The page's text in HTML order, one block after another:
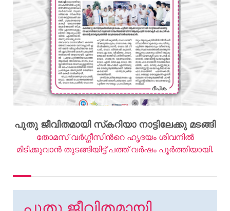
പുതു ജീവിതമായി സ്‌കറിയാ നാട്ടിലേക്കു മടങ്ങി
തോമസ് വര്‍ഗ്ഗീസിന്‍റെ ഹൃദയം ശിവനില്‍
മിടിക്കുവാന്‍ തുടങ്ങിയിട്ട് പത്ത് വര്‍ഷം പൂര്‍ത്തിയായി.